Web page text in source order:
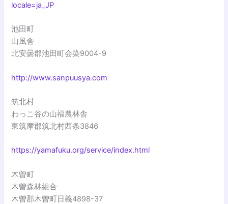
locale=ja_JP
池田町
山風舎
北安曇郡池田町会染9004-9
http://www.sanpuusya.com
筑北村
わっこ谷の山福農林舎
東筑摩郡筑北村西条3846
https://yamafuku.org/service/index.html
木曽町
木曽森林組合
木曽郡木曽町日義4898-37